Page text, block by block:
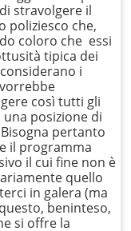
stravolgere il
poliziesco che,
coloro che essi
tipica dei
i
vorrebbe
così tutti gli
posizione di
pertanto
il programma
il cui fine non è
quello
in galera (ma
beninteso,
si offre la